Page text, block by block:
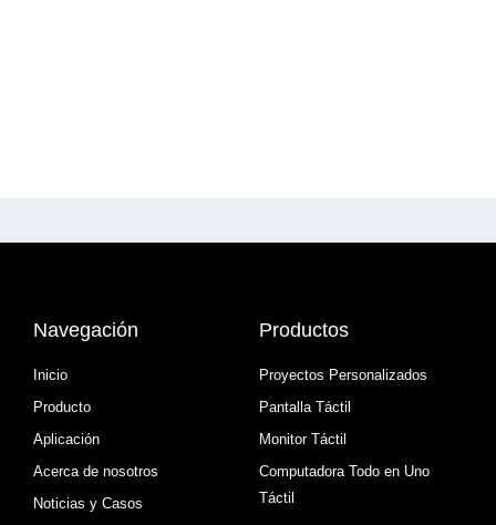
Navegación
Inicio
Producto
Aplicación
Acerca de nosotros
Noticias y Casos
Productos
Proyectos Personalizados
Pantalla Táctil
Monitor Táctil
Computadora Todo en Uno
Táctil